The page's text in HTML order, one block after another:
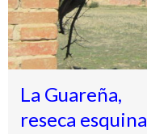
La Guareña,
reseca esquina